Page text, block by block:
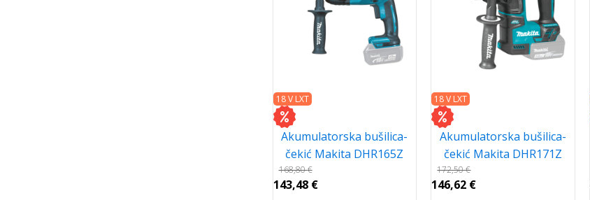
18 V LXT
Akumulatorska bušilica-
čekić Makita DHR165Z
168,80€
143,48 €
18 V LXT
Akumulatorska bušilica-
čekić Makita DHR171Z
172,50€
146,62 €